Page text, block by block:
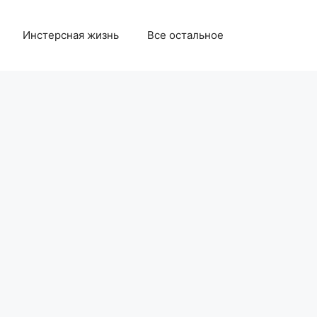
Инстерсная жизнь Все остальное